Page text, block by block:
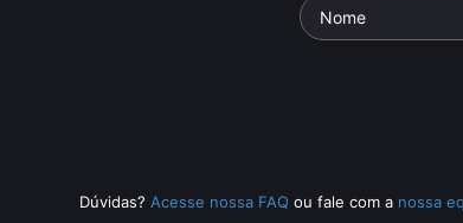
Dúvidas? Acesse nossa FAQ ou fale com a nossa